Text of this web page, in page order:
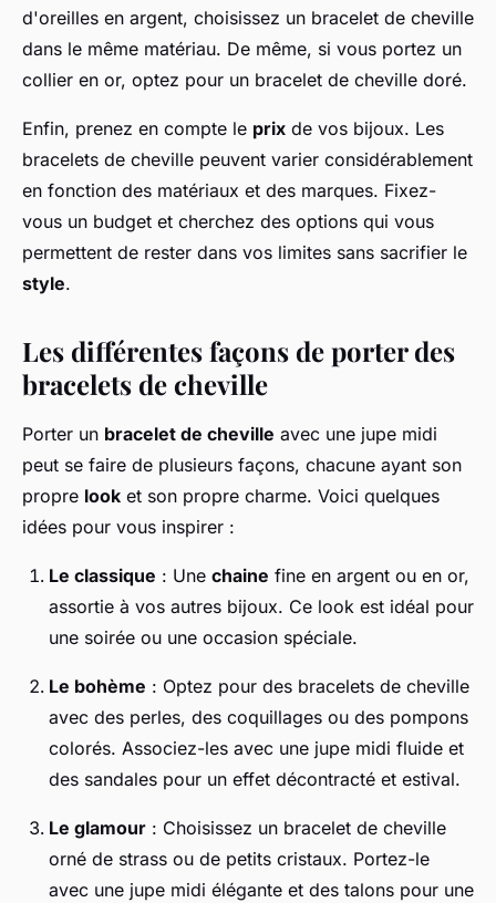
d'oreilles en argent, choisissez un bracelet de cheville
dans le même matériau. De même, si vous portez un
collier en or, optez pour un bracelet de cheville doré.
Enfin, prenez en compte le prix de vos bijoux. Les
bracelets de cheville peuvent varier considérablement
en fonction des matériaux et des marques. Fixez-
vous un budget et cherchez des options qui vous
permettent de rester dans vos limites sans sacrifier le
style.
Les différentes façons de porter des
bracelets de cheville
Porter un bracelet de cheville avec une jupe midi
peut se faire de plusieurs façons, chacune ayant son
propre look et son propre charme. Voici quelques
idées pour vous inspirer :
Le classique : Une chaine fine en argent ou en or,
assortie à vos autres bijoux. Ce look est idéal pour
une soirée ou une occasion spéciale.
Le bohème : Optez pour des bracelets de cheville
avec des perles, des coquillages ou des pompons
colorés. Associez-les avec une jupe midi fluide et
des sandales pour un effet décontracté et estival.
Le glamour : Choisissez un bracelet de cheville
orné de strass ou de petits cristaux. Portez-le
avec une jupe midi élégante et des talons pour une